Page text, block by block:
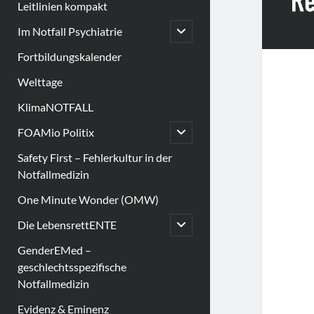
Leitlinien kompakt
Im Notfall Psychiatrie
open
child
Fortbildungskalender
Welttage
KlimaNOTFALL
FOAMio Politix
open
child
Safety First – Fehlerkultur in der
Notfallmedizin
One Minute Wonder (OMW)
Die LebensrettENTE
open
child
GenderEMed –
geschlechtsspezifische
Notfallmedizin
Evidenz & Eminenz